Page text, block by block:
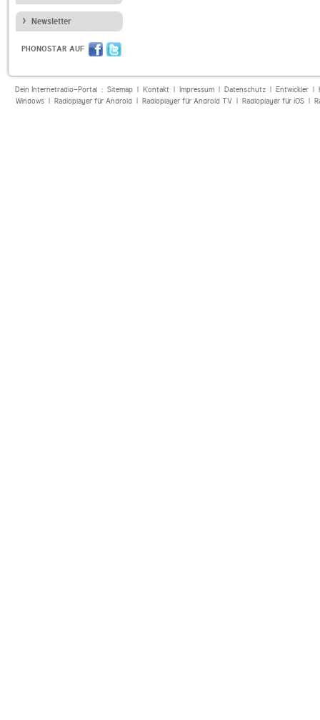
Newsletter
PHONOSTAR AUF
Dein Internetradio-Portal : Sitemap| Kontakt| Impressum| Datenschutz| Entwickler|
Windows| Radioplayer für Android| Radioplayer für Android TV| Radioplayer für iOS|